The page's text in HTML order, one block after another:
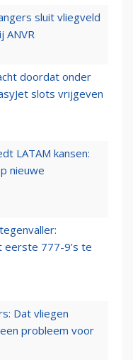
sluit vliegveld
ANVR
doordat onder
slots vrijgeven
LATAM kansen:
nieuwe
eerste 777-9’s te
Dat vliegen
probleem voor